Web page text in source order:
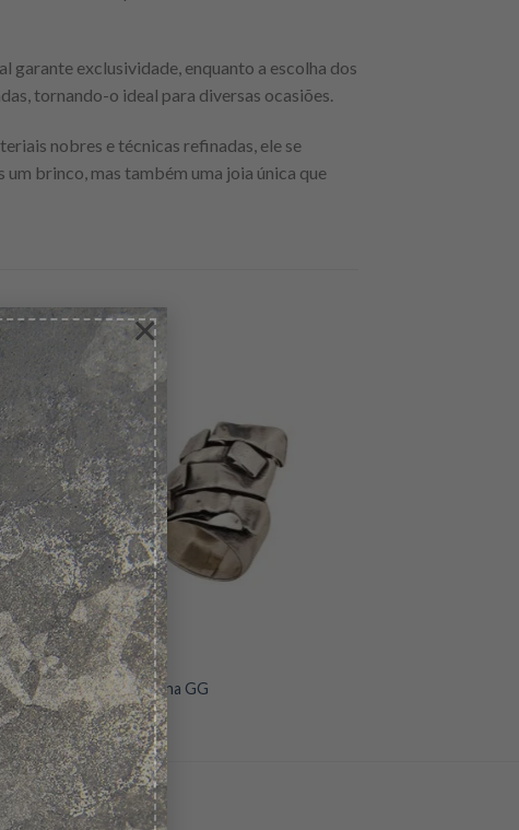
×
garante exclusividade, enquanto a escolha dos
tornando-o ideal para diversas ocasiões.
nobres e técnicas refinadas, ele se
brinco, mas também uma joia única que
Add to
wishlist
Anel Lanterna GG
R$885,00